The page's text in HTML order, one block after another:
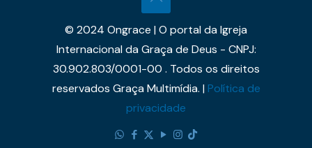
© 2024 Ongrace | O portal da Igreja
Internacional da Graça de Deus - CNPJ:
30.902.803/0001-00 . Todos os direitos
reservados Graça Multimídia. |Política de
privacidade